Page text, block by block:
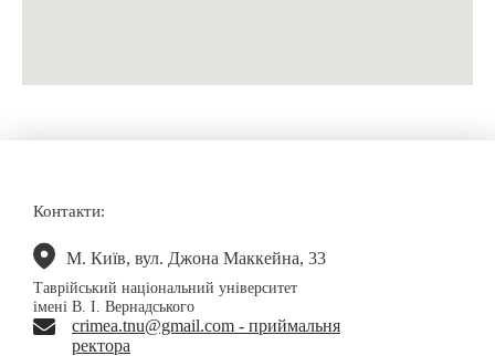
Контакти:
М. Київ, вул. Джона Маккейна, 33
Таврійський національний університет
імені В. І. Вернадського
crimea.tnu@gmail.com - приймальня
ректора